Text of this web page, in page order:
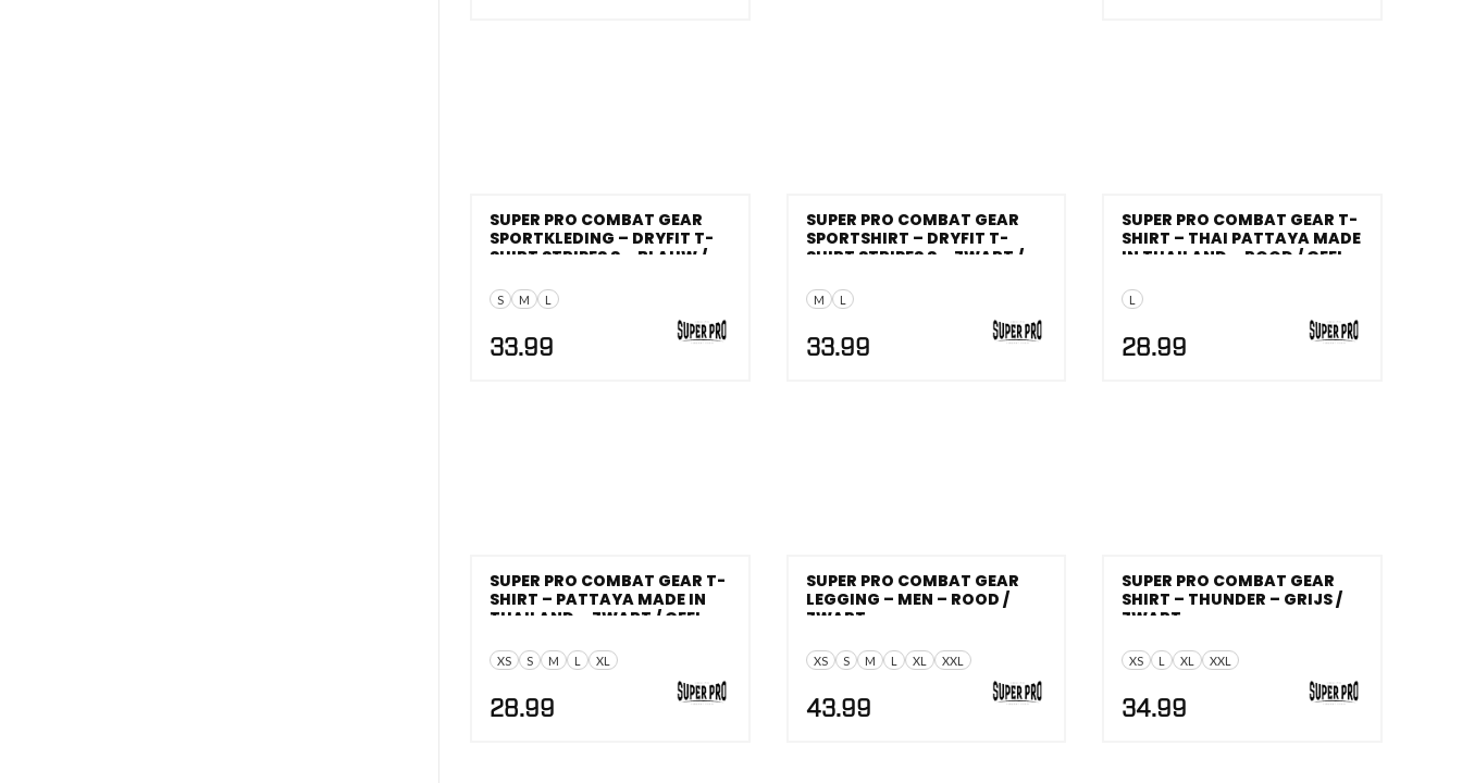
S M L
SUPER PRO COMBAT GEAR
SPORTKLEDING – DRYFIT T-
SHIRT STRIPES S – BLAUW /
33.99
M L
SUPER PRO COMBAT GEAR
SPORTSHIRT – DRYFIT T-
SHIRT STRIPES S – ZWART /
33.99
L
SUPER PRO COMBAT GEAR T-
SHIRT – THAI PATTAYA MADE
IN THAILAND – ROOD / GEEL
28.99
XS S M L XL
SUPER PRO COMBAT GEAR T-
SHIRT – PATTAYA MADE IN
THAILAND – ZWART / GEEL
28.99
XS S M L XL XXL
SUPER PRO COMBAT GEAR
LEGGING – MEN – ROOD /
ZWART
43.99
XS L XL XXL
SUPER PRO COMBAT GEAR
SHIRT – THUNDER – GRIJS /
ZWART
34.99